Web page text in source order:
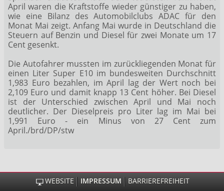
April waren die Kraftstoffe wieder günstiger zu haben,
wie eine Bilanz des Automobilclubs ADAC für den
Monat Mai zeigt. Anfang Mai wurde in Deutschland die
Steuern auf Benzin und Diesel für zwei Monate um 17
Cent gesenkt.
Die Autofahrer mussten im zurückliegenden Monat für
einen Liter Super E10 im bundesweiten Durchschnitt
1,983 Euro bezahlen, im April lag der Wert noch bei
2,109 Euro und damit knapp 13 Cent höher. Bei Diesel
ist der Unterschied zwischen April und Mai noch
deutlicher. Der Dieselpreis pro Liter lag im Mai bei
1,991 Euro - ein Minus von 27 Cent zum
April./brd/DP/stw
WEBSITE IMPRESSUM BARRIEREFREIHEIT